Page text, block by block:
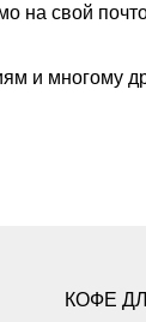
на свой
и многому
КОФЕ